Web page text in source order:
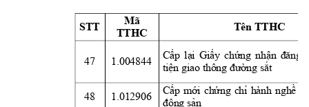
STT
Mã
TTHC
Tên TTHC
47 1.004844
Cấp lại Giấy chứng nhận đăng
tiện giao thông đường sắt
48 1.012906
Cấp mới chứng chỉ hành nghề
động sản